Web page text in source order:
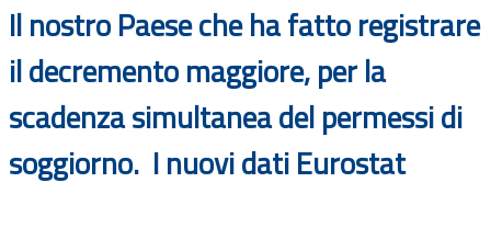
Il nostro Paese che ha fatto registrare
il decremento maggiore, per la
scadenza simultanea del permessi di
soggiorno. I nuovi dati Eurostat